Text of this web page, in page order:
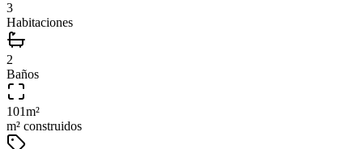
3
Habitaciones
2
Baños
101m²
m² construidos